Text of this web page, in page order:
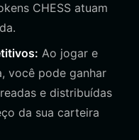
CHESS atuam
Ao jogar e
você pode ganhar
e distribuídas
da sua carteira